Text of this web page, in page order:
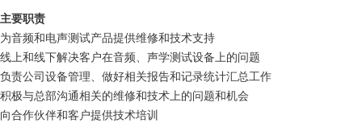
主要职责
为音频和电声测试产品提供维修和技术支持
线上和线下解决客户在音频、声学测试设备上的问题
负责公司设备管理、做好相关报告和记录统计汇总工作
积极与总部沟通相关的维修和技术上的问题和机会
向合作伙伴和客户提供技术培训